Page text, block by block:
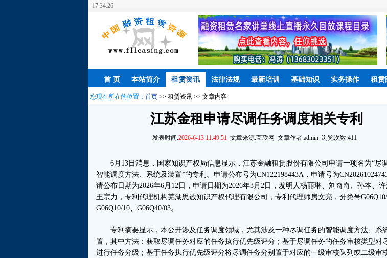
17:34:27
首 页 本站简介 租赁资讯 法律法规 最新培训 基础知识 实务操作 租赁
您现在所在的位置： 首页 >> 租赁资讯 >> 文章内容
江苏金租申请尽调任务调度相关专利
发表时间:2026-6-13 11:49:51 文章来源:互联网 文章作者:admin 浏览次数:411
6月13日消息，国家知识产权局信息显示，江苏金融租赁股份有限公司申请一项名为“尽
智能调度方法、系统及装置”的专利。申请公布号为CN122198443A，申请号为
请公布日期为2026年6月12日，申请日期为2026年3月2日，发明人杨丽琳、刘奇奇、孙本、许
王宗力，专利代理机构芜湖思诚知识产权代理有限公司，专利代理师房文亮，分类号G06Q10/
G06Q10/10、G06Q40/03。
专利摘要显示，本公开涉及任务调度领域，尤其涉及一种尽调任务的智能调度方法、系
置，其中方法：获取尽调任务对应的任务执行优先级评分；基于尽调任务的任务审核类型对
进行任务分级；基于任务执行优先级评分将尽调任务分别置于对应的一级审核队列或二级审